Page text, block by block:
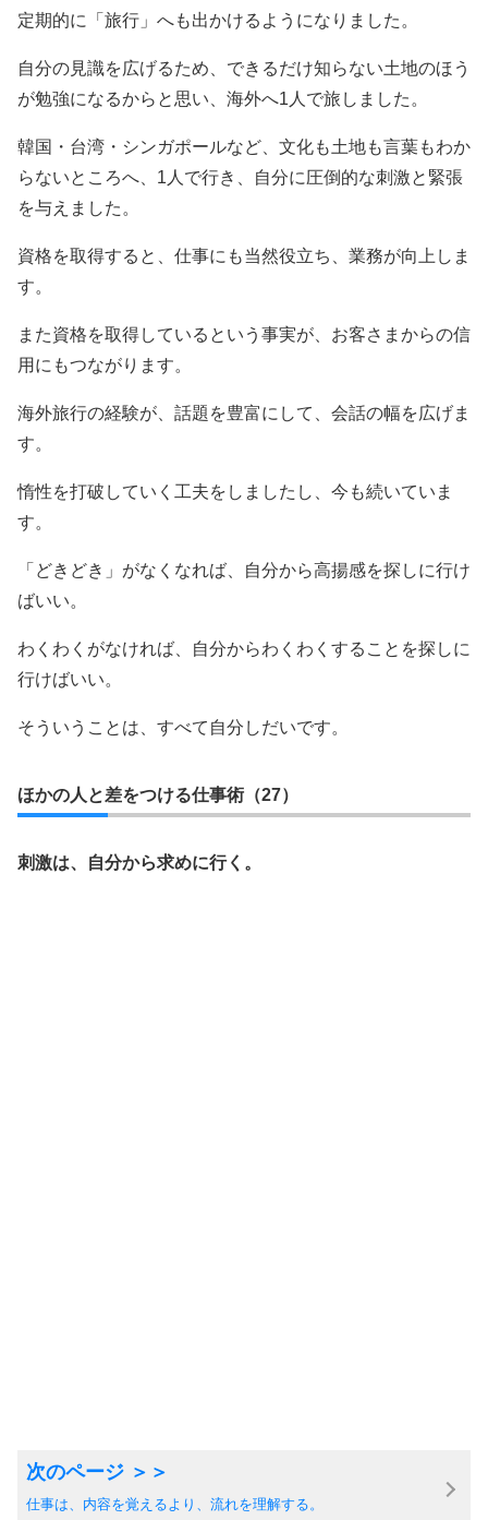
定期的に「旅行」へも出かけるようになりました。
自分の見識を広げるため、できるだけ知らない土地のほう
が勉強になるからと思い、海外へ1人で旅しました。
韓国・台湾・シンガポールなど、文化も土地も言葉もわか
らないところへ、1人で行き、自分に圧倒的な刺激と緊張
を与えました。
資格を取得すると、仕事にも当然役立ち、業務が向上しま
す。
また資格を取得しているという事実が、お客さまからの信
用にもつながります。
海外旅行の経験が、話題を豊富にして、会話の幅を広げま
す。
惰性を打破していく工夫をしましたし、今も続いていま
す。
「どきどき」がなくなれば、自分から高揚感を探しに行け
ばいい。
わくわくがなければ、自分からわくわくすることを探しに
行けばいい。
そういうことは、すべて自分しだいです。
ほかの人と差をつける仕事術（27）
刺激は、自分から求めに行く。
仕事は、内容を覚えるより、流れを理解する。